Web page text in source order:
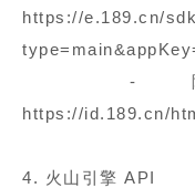
https://e.189.cn/
- 隐
https://id.189.cn/
4. 火山引擎 API